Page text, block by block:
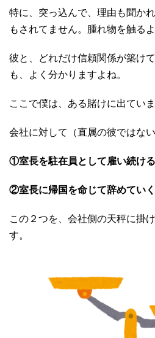
特に、突っ込んで、理由も聞か
もされてません。腫れ物を触る
彼と、どれだけ信頼関係が築け
も、よく分かりますよね。
ここで僕は、ある賭けに出ていま
会社に対して（直属の彼ではない
①室長を駐在員として雇い続ける
②室長に帰国を命じて辞めていく
この２つを、会社側の天秤に掛
す。